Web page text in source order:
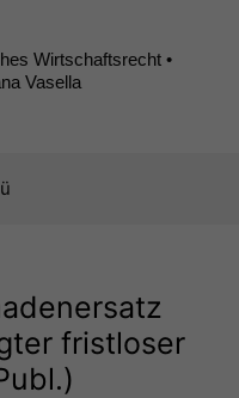
Wirtschaftsrecht •
Vasella
fristloser